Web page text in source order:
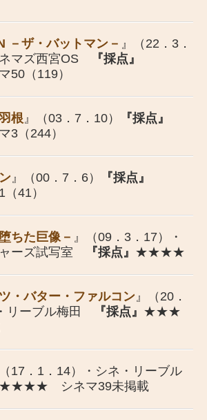
－ザ・バットマン－ 』（22．3．
マズ西宮OS
『採点』
（119）
根 』（03．7．10）
『採点』
244）
』（00．7．6）
『採点』
41）
ちた巨像－ 』（09．3．17）・
ーズ試写室
『採点』 ★★★★
・バター・ファルコン 』（20．
リーブル梅田
『採点』 ★★★
17．1．14）・シネ・リーブル
★★★★ シネマ39未掲載